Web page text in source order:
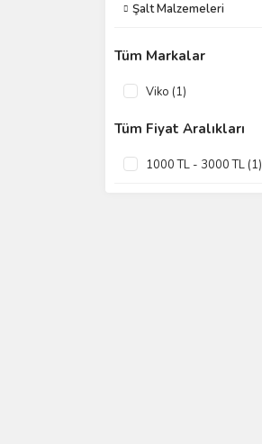
Şalt Malzemeleri
Tüm Markalar
Viko (1)
Tüm Fiyat Aralıkları
1000 TL - 3000 TL (1)